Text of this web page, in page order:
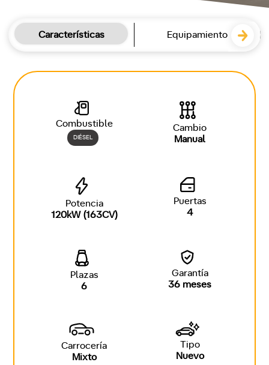
Características Equipamiento
Combustible
DIÉSEL
Cambio
Manual
Potencia
120kW (163CV)
Puertas
4
Plazas
6
Garantía
36 meses
Carrocería
Mixto
Tipo
Nuevo